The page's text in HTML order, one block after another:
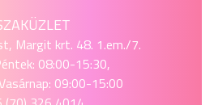
Margit krt. 48. 1.em./7.
08:00-15:30,
09:00-15:00